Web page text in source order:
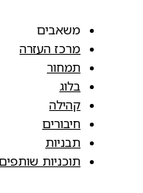
משאבים
מרכז העזרה
תמחור
בלוג
קהילה
חיבורים
תבניות
תוכניות שותפים